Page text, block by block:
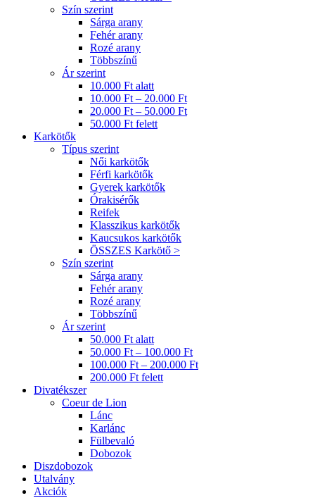
Szín szerint
Sárga arany
Fehér arany
Rozé arany
Többszínű
Ár szerint
10.000 Ft alatt
10.000 Ft – 20.000 Ft
20.000 Ft – 50.000 Ft
50.000 Ft felett
Karkötők
Típus szerint
Női karkötők
Férfi karkötők
Gyerek karkötők
Órakisérők
Reifek
Klasszikus karkötők
Kaucsukos karkötők
ÖSSZES Karkötő >
Szín szerint
Sárga arany
Fehér arany
Rozé arany
Többszínű
Ár szerint
50.000 Ft alatt
50.000 Ft – 100.000 Ft
100.000 Ft – 200.000 Ft
200.000 Ft felett
Divatékszer
Coeur de Lion
Lánc
Karlánc
Fülbevaló
Dobozok
Diszdobozok
Utalvány
Akciók